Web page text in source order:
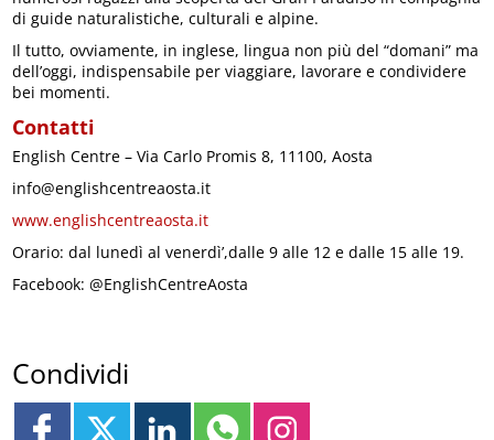
di guide naturalistiche, culturali e alpine.
Il tutto, ovviamente, in inglese, lingua non più del “domani” ma
dell’oggi, indispensabile per viaggiare, lavorare e condividere
bei momenti.
Contatti
English Centre – Via Carlo Promis 8, 11100, Aosta
info@englishcentreaosta.it
www.englishcentreaosta.it
Orario: dal lunedì al venerdì’,dalle 9 alle 12 e dalle 15 alle 19.
Facebook: @EnglishCentreAosta
Condividi